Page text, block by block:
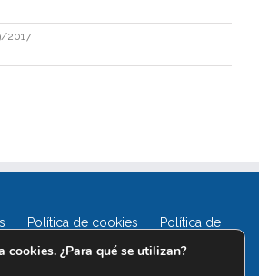
2017
Política de cookies
Política de
privacidad
cookies. ¿Para qué se utilizan?